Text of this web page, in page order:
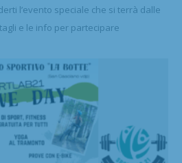
l’evento speciale che si terrà dalle
e le info per partecipare